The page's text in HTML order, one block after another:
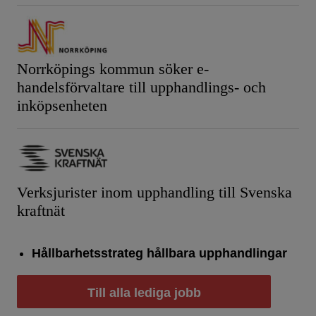
Norrköpings kommun söker e-
handelsförvaltare till upphandlings- och
inköpsenheten
Verksjurister inom upphandling till Svenska
kraftnät
Hållbarhetsstrateg hållbara upphandlingar
Till alla lediga jobb